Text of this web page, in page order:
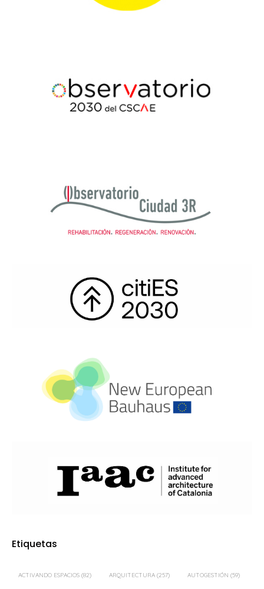
Etiquetas
ACTIVANDO ESPACIOS (82) ARQUITECTURA (257) AUTOGESTIÓN (59)